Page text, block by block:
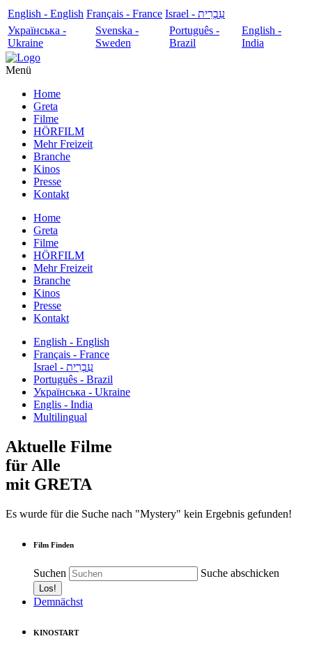
English - English Français - France
עִבְרִית - Israel
Українська -
Ukraine
Svenska -
Sweden
Português -
Brazil
English -
India
Menü
Home
Greta
Filme
HÖRFILM
Mehr Freizeit
Branche
Kinos
Presse
Kontakt
Home
Greta
Filme
HÖRFILM
Mehr Freizeit
Branche
Kinos
Presse
Kontakt
English - English
Français - France
עִבְרִית - Israel
Português - Brazil
Українська - Ukraine
Englis - India
Multilingual
Aktuelle Filme
für Alle
mit GRETA
Es wurde für die Suche nach "Mystery" kein Ergebnis gefunden!
Film Finden
Suchen Suche abschicken
Demnächst
KINOSTART